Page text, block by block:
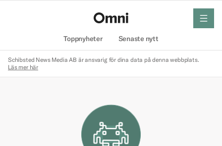
Toppnyheter Senaste nytt
meny
Schibsted News Media AB är ansvarig för dina data på denna webbplats.
Läs mer här